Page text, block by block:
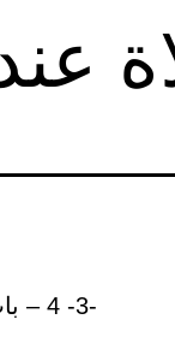
-3- 4 – باب: الصلاة عند مناهضة الحصون ولقاء العدو.